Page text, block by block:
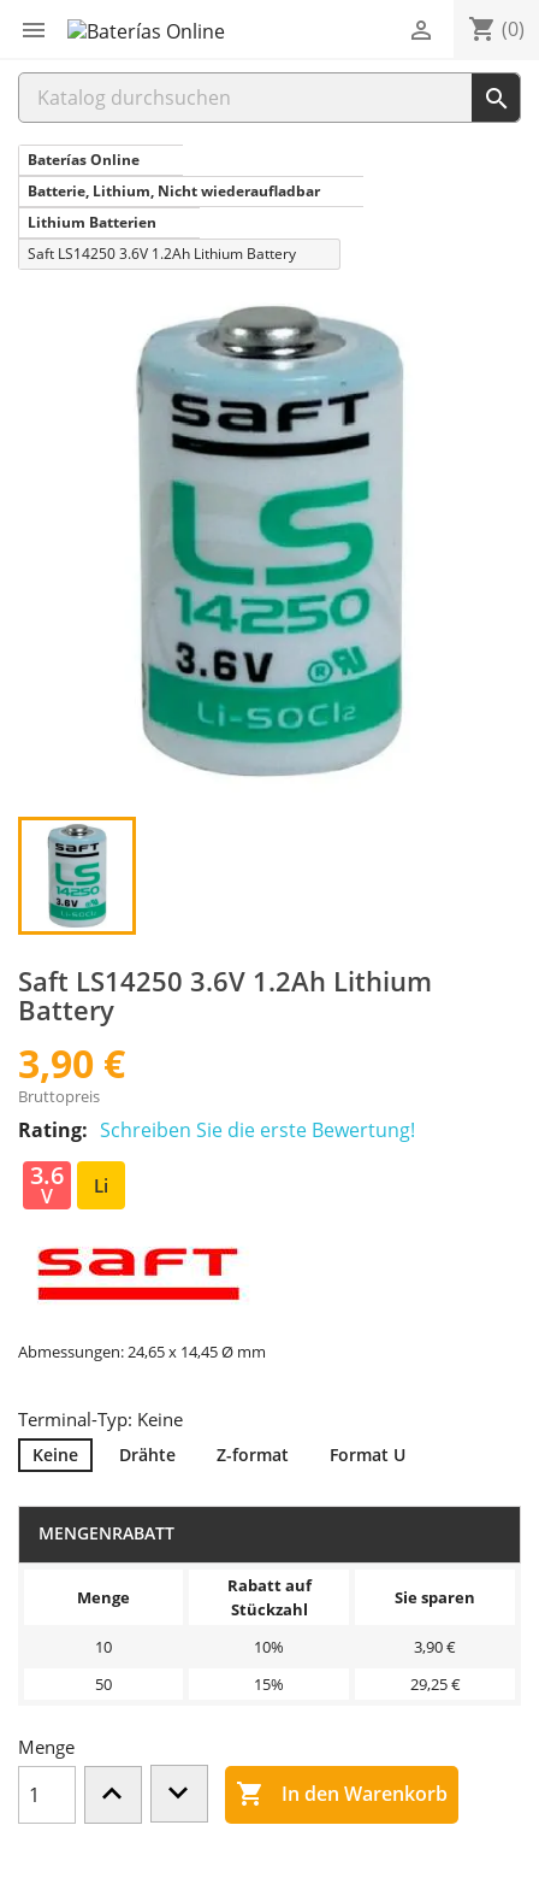
 shopping_cart (0)


Baterías Online
Batterie, Lithium, Nicht wiederaufladbar
Lithium Batterien
Saft LS14250 3.6V 1.2Ah Lithium Battery
Saft LS14250 3.6V 1.2Ah Lithium
Battery
3,90 €
Bruttopreis
Rating: Schreiben Sie die erste Bewertung!
3.6
V Li
Abmessungen: 24,65 x 14,45 Ø mm
Terminal-Typ: Keine
Keine Drähte Z-format Format U
MENGENRABATT
Menge
Rabatt auf
Stückzahl
Sie sparen
10 10%
3,90 €
50
15% 29,25 €
Menge
 In den Warenkorb